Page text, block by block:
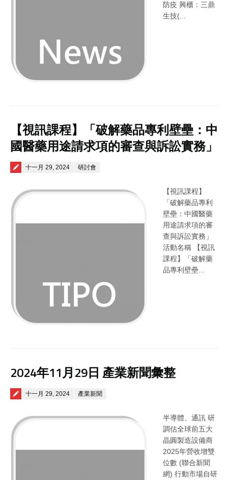
防疫 興櫃：三鼎
生技(...
【視訊課程】「破解藥品專利壁壘：中
國醫藥用途請求項的審查與訴訟實務」
Posted on
十一月 29, 2024 研討會
【視訊課程】
「破解藥品專利
壁壘：中國醫藥
用途請求項的審
查與訴訟實務」
活動名稱 【視訊
課程】「破解藥
品專利壁壘...
2024年11月29日 產業新聞彙整
Posted on
十一月 29, 2024 產業新聞
半導體、通訊 研
調估全球前五大
晶圓製造設備商
2025年營收增雙
位數 (聯合新聞
網) 行動市場自研